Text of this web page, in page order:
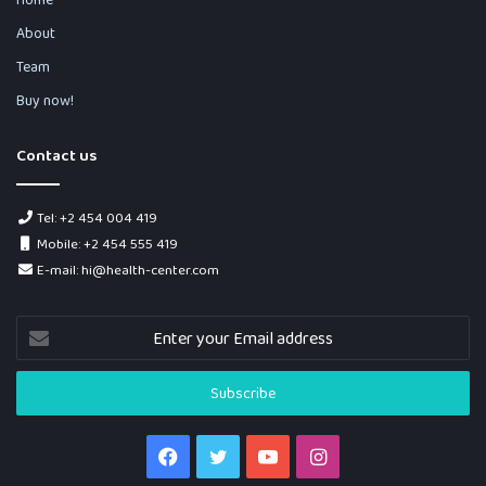
About
Team
Buy now!
Contact us
Tel: +2 454 004 419
Mobile: +2 454 555 419
E-mail: hi@health-center.com
Enter
your
Email
FacebookTwitter YouTubeInstagram